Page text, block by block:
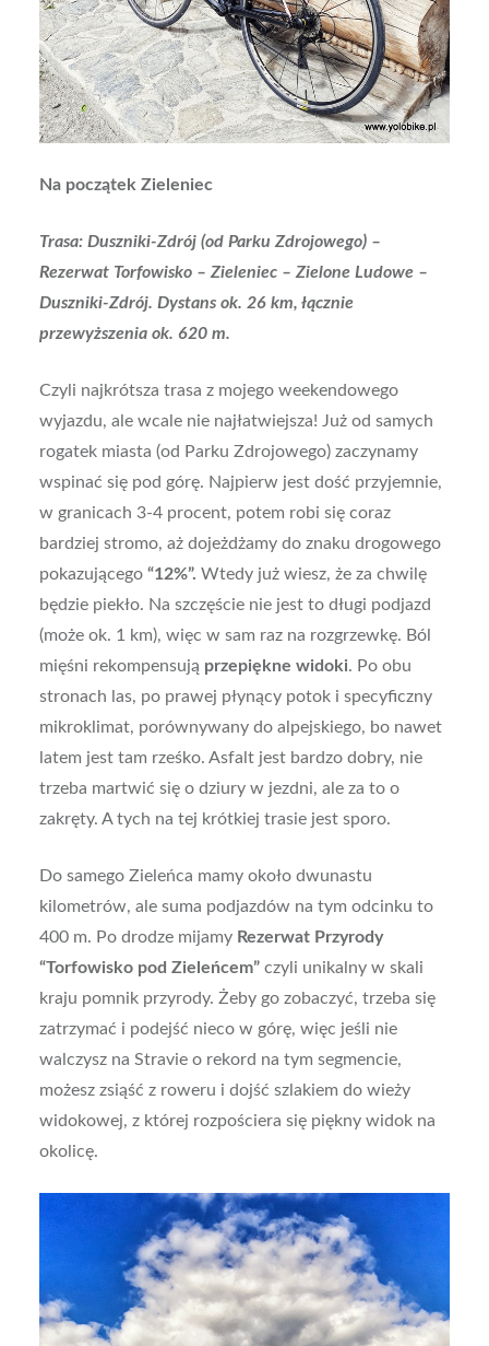
Na początek Zieleniec
Trasa: Duszniki-Zdrój (od Parku Zdrojowego) –
Rezerwat Torfowisko – Zieleniec – Zielone Ludowe –
Duszniki-Zdrój. Dystans ok. 26 km, łącznie
przewyższenia ok. 620 m.
Czyli najkrótsza trasa z mojego weekendowego
wyjazdu, ale wcale nie najłatwiejsza! Już od samych
rogatek miasta (od Parku Zdrojowego) zaczynamy
wspinać się pod górę. Najpierw jest dość przyjemnie,
w granicach 3-4 procent, potem robi się coraz
bardziej stromo, aż dojeżdżamy do znaku drogowego
pokazującego “12%”. Wtedy już wiesz, że za chwilę
będzie piekło. Na szczęście nie jest to długi podjazd
(może ok. 1 km), więc w sam raz na rozgrzewkę. Ból
mięśni rekompensują przepiękne widoki. Po obu
stronach las, po prawej płynący potok i specyficzny
mikroklimat, porównywany do alpejskiego, bo nawet
latem jest tam rześko. Asfalt jest bardzo dobry, nie
trzeba martwić się o dziury w jezdni, ale za to o
zakręty. A tych na tej krótkiej trasie jest sporo.
Do samego Zieleńca mamy około dwunastu
kilometrów, ale suma podjazdów na tym odcinku to
400 m. Po drodze mijamy Rezerwat Przyrody
“Torfowisko pod Zieleńcem”czyli unikalny w skali
kraju pomnik przyrody. Żeby go zobaczyć, trzeba się
zatrzymać i podejść nieco w górę, więc jeśli nie
walczysz na Stravie o rekord na tym segmencie,
możesz zsiąść z roweru i dojść szlakiem do wieży
widokowej, z której rozpościera się piękny widok na
okolicę.